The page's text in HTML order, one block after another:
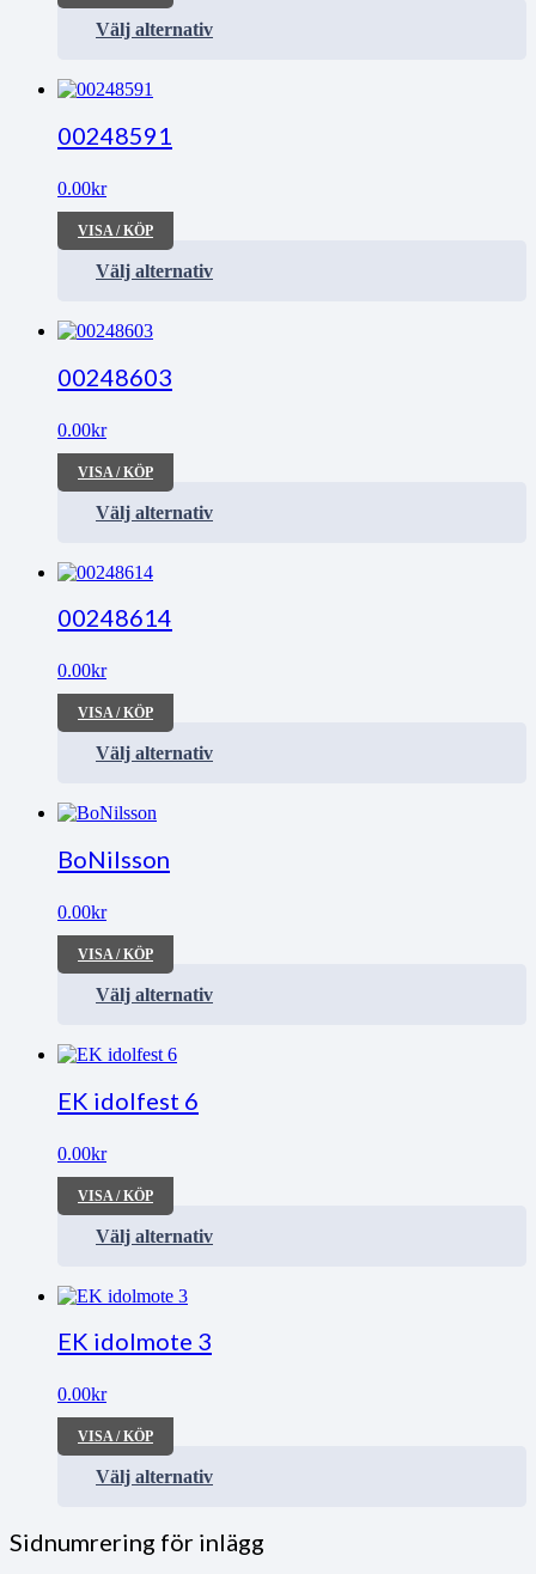
Välj alternativ
00248591
0.00kr
VISA / KÖP
Välj alternativ
00248603
0.00kr
VISA / KÖP
Välj alternativ
00248614
0.00kr
VISA / KÖP
Välj alternativ
BoNilsson
0.00kr
VISA / KÖP
Välj alternativ
EK idolfest 6
0.00kr
VISA / KÖP
Välj alternativ
EK idolmote 3
0.00kr
VISA / KÖP
Välj alternativ
Sidnumrering för inlägg